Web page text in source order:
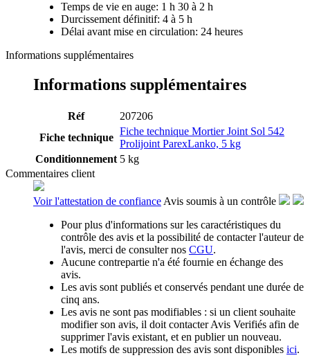
Temps de vie en auge: 1 h 30 à 2 h
Durcissement définitif: 4 à 5 h
Délai avant mise en circulation: 24 heures
Informations supplémentaires
Informations supplémentaires
Réf
207206
Fiche technique
Fiche technique Mortier Joint Sol 542
Prolijoint ParexLanko, 5 kg
Conditionnement 5 kg
Commentaires client
Voir l'attestation de confiance Avis soumis à un contrôle
Pour plus d'informations sur les caractéristiques du
contrôle des avis et la possibilité de contacter l'auteur de
l'avis, merci de consulter nos CGU.
Aucune contrepartie n'a été fournie en échange des
avis.
Les avis sont publiés et conservés pendant une durée de
cinq ans.
Les avis ne sont pas modifiables : si un client souhaite
modifier son avis, il doit contacter Avis Verifiés afin de
supprimer l'avis existant, et en publier un nouveau.
Les motifs de suppression des avis sont disponibles ici.